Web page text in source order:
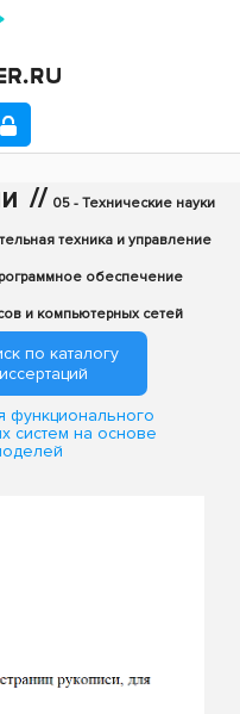
// 05 - Технические науки
техника и управление
обеспечение
и компьютерных сетей
по каталогу
функционального
систем на основе